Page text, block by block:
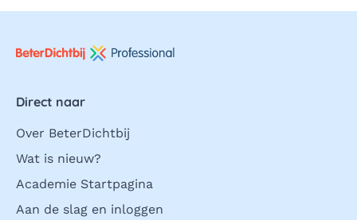
Direct naar
Over BeterDichtbij
Wat is nieuw?
Academie Startpagina
Aan de slag en inloggen